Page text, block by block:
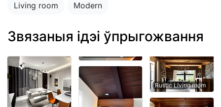
Living room Modern
Звязаныя ідэі ўпрыгожвання
Rustic Living room